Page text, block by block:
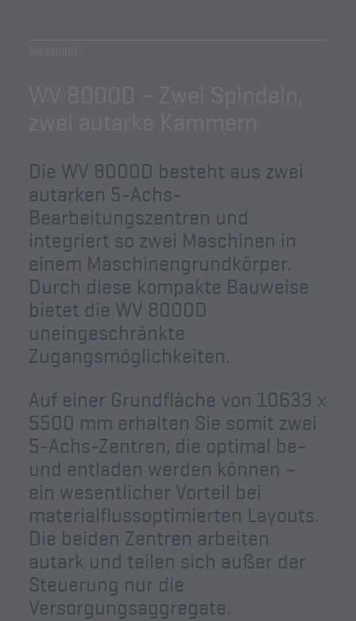
Die WV 8000D besteht aus zwei
autarken 5-Achs-
Bearbeitungszentren und
integriert so zwei Maschinen in
einem Maschinengrundkörper.
Durch diese kompakte Bauweise
bietet die WV 8000D
uneingeschränkte
Zugangsmöglichkeiten.
Auf einer Grundfläche von 10633 x
5500 mm erhalten Sie somit zwei
5-Achs-Zentren, die optimal be-
und entladen werden können –
ein wesentlicher Vorteil bei
materialflussoptimierten Layouts.
Die beiden Zentren arbeiten
autark und teilen sich außer der
Steuerung nur die
Versorgungsaggregate.